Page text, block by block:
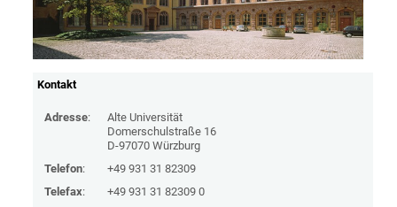
Kontakt
Adresse:
Alte Universität
Domerschulstraße 16
D-97070 Würzburg
Telefon:
+49 931 31 82309
Telefax:
+49 931 31 82309 0